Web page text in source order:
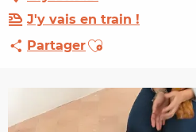
J'y vais en train !
PartagerAjouter aux favoris